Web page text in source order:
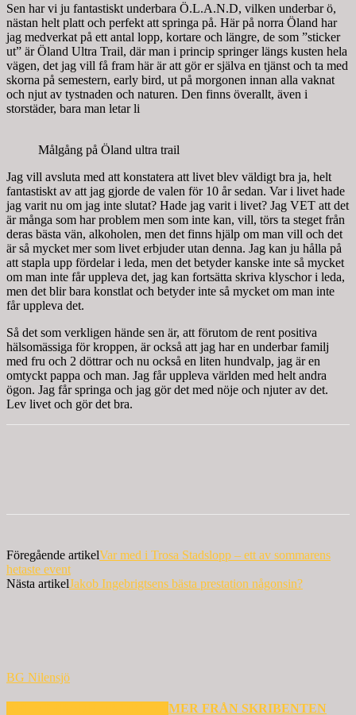
Sen har vi ju fantastiskt underbara Ö.L.A.N.D, vilken underbar ö,
nästan helt platt och perfekt att springa på. Här på norra Öland har
jag medverkat på ett antal lopp, kortare och längre, de som ”sticker
ut” är Öland Ultra Trail, där man i princip springer längs kusten hela
vägen, det jag vill få fram här är att gör er själva en tjänst och ta med
skorna på semestern, early bird, ut på morgonen innan alla vaknat
och njut av tystnaden och naturen. Den finns överallt, även i
storstäder, bara man letar li
Målgång på Öland ultra trail
Jag vill avsluta med att konstatera att livet blev väldigt bra ja, helt
fantastiskt av att jag gjorde de valen för 10 år sedan. Var i livet hade
jag varit nu om jag inte slutat? Hade jag varit i livet? Jag VET att det
är många som har problem men som inte kan, vill, törs ta steget från
deras bästa vän, alkoholen, men det finns hjälp om man vill och det
är så mycket mer som livet erbjuder utan denna. Jag kan ju hålla på
att stapla upp fördelar i leda, men det betyder kanske inte så mycket
om man inte får uppleva det, jag kan fortsätta skriva klyschor i leda,
men det blir bara konstlat och betyder inte så mycket om man inte
får uppleva det.
Så det som verkligen hände sen är, att förutom de rent positiva
hälsomässiga för kroppen, är också att jag har en underbar familj
med fru och 2 döttrar och nu också en liten hundvalp, jag är en
omtyckt pappa och man. Jag får uppleva världen med helt andra
ögon. Jag får springa och jag gör det med nöje och njuter av det.
Lev livet och gör det bra.
Föregående artikelVar med i Trosa Stadslopp – ett av sommarens
hetaste event
Nästa artikelJakob Ingebrigtsens bästa prestation någonsin?
BG Nilensjö
MER FRÅN SKRIBENTEN